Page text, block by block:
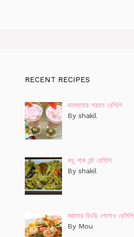
RECENT RECIPES
ভালবাসার শরবত রেসিপি
By shakil
কচু শাক ঘন্ট রেসিপি
By shakil
মজাদার চিংড়ি পোলাও রেসিপি
By Mou